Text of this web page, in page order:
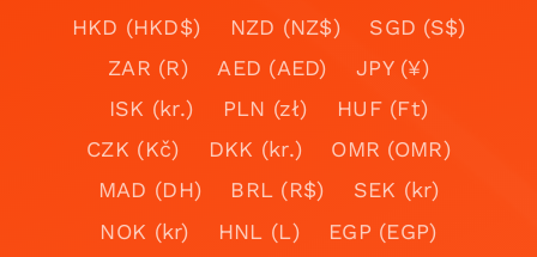
HKD (HKD$)
NZD (NZ$)
SGD (S$)
ZAR (R)
AED (AED)
JPY (¥)
ISK (kr.)
PLN (zł)
HUF (Ft)
CZK (Kč)
DKK (kr.)
OMR (OMR)
MAD (DH)
BRL (R$)
SEK (kr)
NOK (kr)
HNL (L)
EGP (EGP)